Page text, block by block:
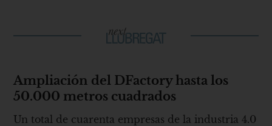
Ampliación del DFactory hasta los
50.000 metros cuadrados
Un total de cuarenta empresas de la industria 4.0